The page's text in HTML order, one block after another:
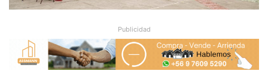
Publicidad